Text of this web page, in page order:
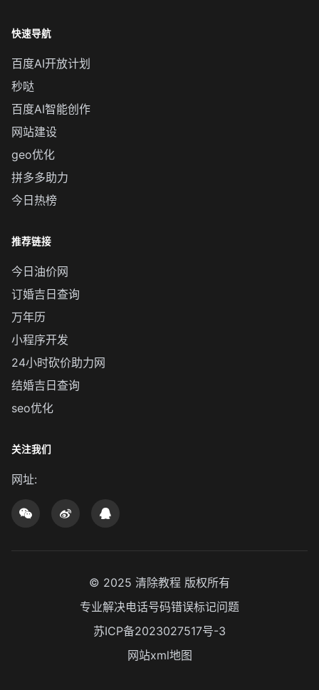
快速导航
百度AI开放计划
秒哒
百度AI智能创作
网站建设
geo优化
拼多多助力
今日热榜
推荐链接
今日油价网
订婚吉日查询
万年历
小程序开发
24小时砍价助力网
结婚吉日查询
seo优化
关注我们
网址:
© 2025 清除教程 版权所有
专业解决电话号码错误标记问题
苏ICP备2023027517号-3
网站xml地图